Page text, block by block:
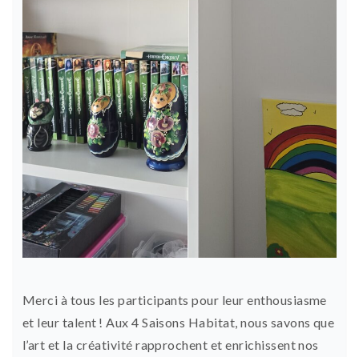
Merci à tous les participants pour leur enthousiasme
et leur talent ! Aux 4 Saisons Habitat, nous savons que
l’art et la créativité rapprochent et enrichissent nos